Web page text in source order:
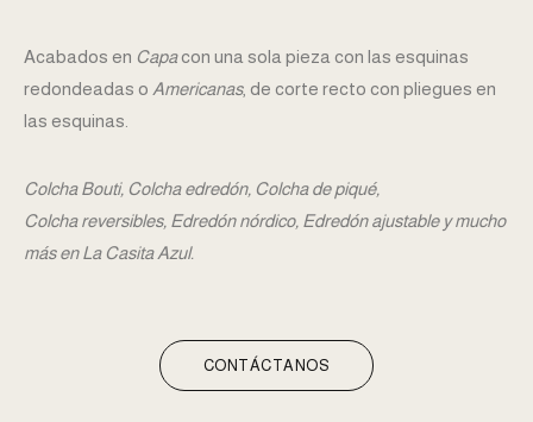
Acabados en Capacon una sola pieza con las esquinas
redondeadas o Americanas, de corte recto con pliegues en
las esquinas.
Colcha Bouti, Colcha edredón, Colcha de piqué,
Colcha reversibles, Edredón nórdico, Edredón ajustable y mucho
más en La Casita Azul.
CONTÁCTANOS